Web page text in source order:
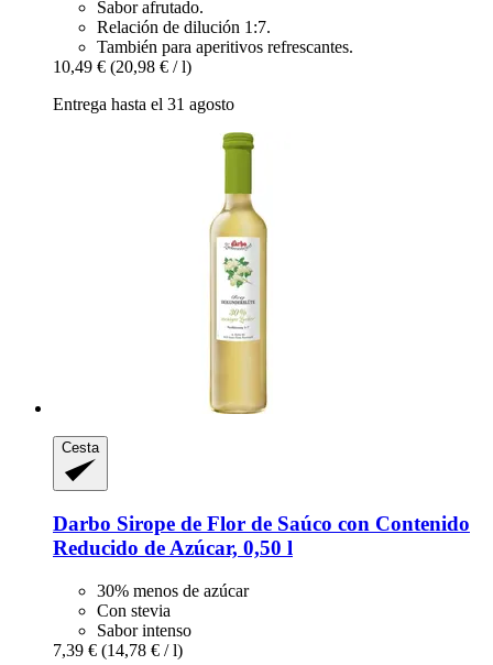
Sabor afrutado.
Relación de dilución 1:7.
También para aperitivos refrescantes.
10,49 € (20,98 € / l)
Entrega hasta el 31 agosto
Cesta
Darbo Sirope de Flor de Saúco con Contenido
Reducido de Azúcar, 0,50 l
30% menos de azúcar
Con stevia
Sabor intenso
7,39 € (14,78 € / l)